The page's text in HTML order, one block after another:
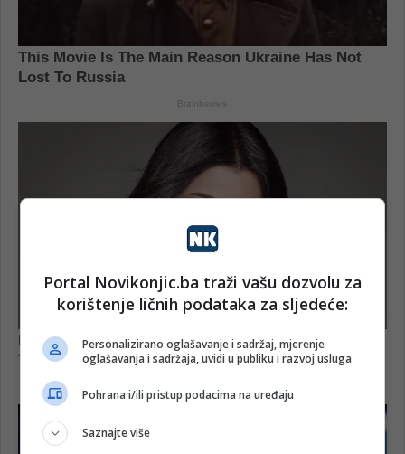
Portal Novikonjic.ba traži vašu dozvolu za
korištenje ličnih podataka za sljedeće:
Personalizirano oglašavanje i sadržaj, mjerenje
oglašavanja i sadržaja, uvidi u publiku i razvoj usluga
Pohrana i/ili pristup podacima na uređaju
Saznajte više